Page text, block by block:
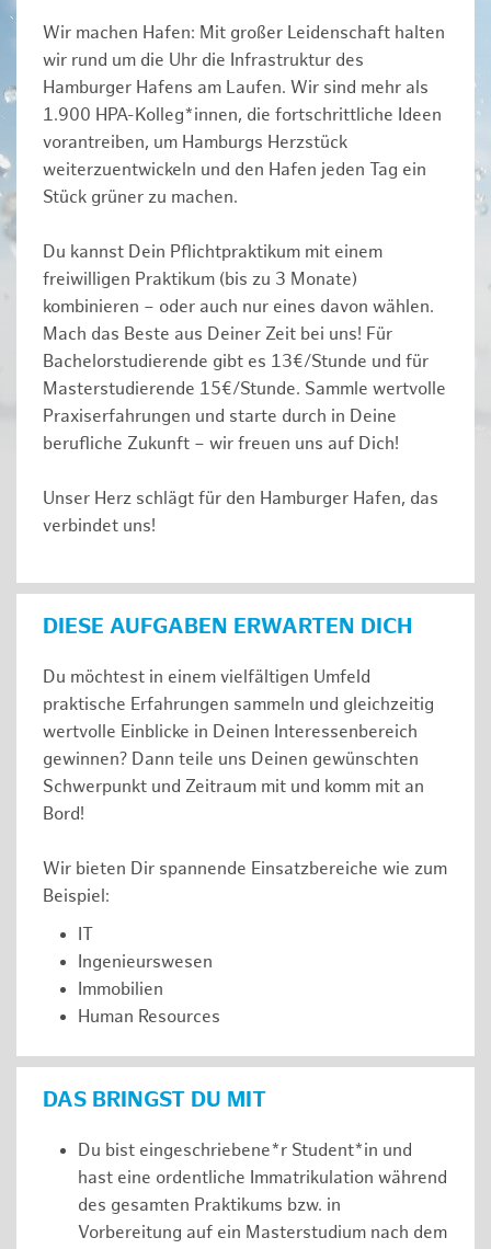
Wir machen Hafen: Mit großer Leidenschaft halten
wir rund um die Uhr die Infrastruktur des
Hamburger Hafens am Laufen. Wir sind mehr als
1.900 HPA-Kolleg*innen, die fortschrittliche Ideen
vorantreiben, um Hamburgs Herzstück
weiterzuentwickeln und den Hafen jeden Tag ein
Stück grüner zu machen.
Du kannst Dein Pflichtpraktikum mit einem
freiwilligen Praktikum (bis zu 3 Monate)
kombinieren – oder auch nur eines davon wählen.
Mach das Beste aus Deiner Zeit bei uns! Für
Bachelorstudierende gibt es 13€/Stunde und für
Masterstudierende 15€/Stunde. Sammle wertvolle
Praxiserfahrungen und starte durch in Deine
berufliche Zukunft – wir freuen uns auf Dich!
Unser Herz schlägt für den Hamburger Hafen, das
verbindet uns!
DIESE AUFGABEN ERWARTEN DICH
Du möchtest in einem vielfältigen Umfeld
praktische Erfahrungen sammeln und gleichzeitig
wertvolle Einblicke in Deinen Interessenbereich
gewinnen? Dann teile uns Deinen gewünschten
Schwerpunkt und Zeitraum mit und komm mit an
Bord!
Wir bieten Dir spannende Einsatzbereiche wie zum
Beispiel:
IT
Ingenieurswesen
Immobilien
Human Resources
DAS BRINGST DU MIT
Du bist eingeschriebene*r Student*in und
hast eine ordentliche Immatrikulation während
des gesamten Praktikums bzw. in
Vorbereitung auf ein Masterstudium nach dem